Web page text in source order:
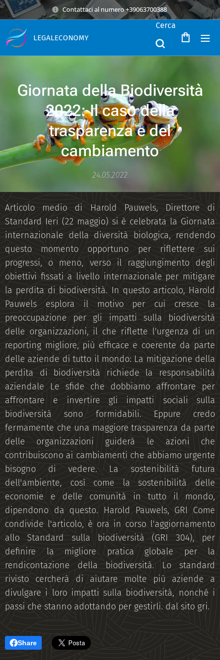
Contattaci al numero +39063700388
LEGALECONOMY
Cerca
Giornata della Biodiversità
2022: Il caso della
trasparenza e del
cambiamento
24.05.2022
Articolo medio di Harold Pauwels, Direttore di
Standard Ieri (22 maggio) si è celebrata la Giornata
internazionale della diversità biologica, rendendo
questo momento opportuno per riflettere sui
progressi, o meno, verso il raggiungimento degli
obiettivi fissati a livello internazionale per mitigare
la perdita di biodiversità. In questo articolo, Harold
Pauwels esplora il motivo per cui cresce la
preoccupazione per gli impatti sulla biodiversità
delle organizzazioni, il che riflette l'urgenza di un
reporting migliore, più efficace e coerente da parte
delle aziende di tutto il mondo: La mitigazione della
perdita di biodiversità richiede la responsabilità
aziendale Le sfide che dobbiamo affrontare per
affrontare e invertire gli impatti sociali sulla
biodiversità sono formidabili. Eppure credo
fermamente che una maggiore trasparenza da parte
delle organizzazioni guiderà le azioni che
contribuiscono ai cambiamenti che abbiamo urgente
bisogno di vedere. La sostenibilità futura
dell'ambiente, così come la sostenibilità delle
economie e delle comunità in tutto il mondo,
dipendono da questo. Harold Pauwels, GRI Come
condivide l'articolo, è ora in corso l'aggiornamento
allo Standard sulla biodiversità (GRI 304), per
definire la migliore pratica globale per la
rendicontazione della biodiversità. Lo standard
rivisto cercherà di aiutare molte più aziende a
divulgare i loro impatti sulla biodiversità, nonché i
passi che stanno adottando per gestirli. dal sito gri.
Share